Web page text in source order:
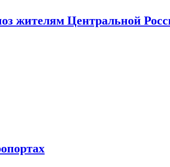
жителям Центральной